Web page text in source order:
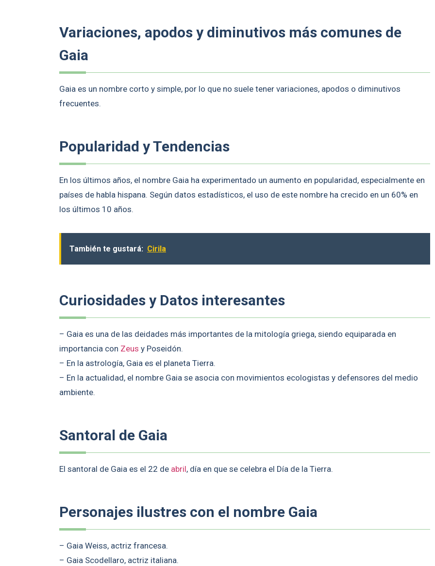
Variaciones, apodos y diminutivos más comunes de
Gaia
Gaia es un nombre corto y simple, por lo que no suele tener variaciones, apodos o diminutivos
frecuentes.
Popularidad y Tendencias
En los últimos años, el nombre Gaia ha experimentado un aumento en popularidad, especialmente en
países de habla hispana. Según datos estadísticos, el uso de este nombre ha crecido en un 60% en
los últimos 10 años.
También te gustará: Cirila
Curiosidades y Datos interesantes
– Gaia es una de las deidades más importantes de la mitología griega, siendo equiparada en
importancia con Zeus y Poseidón.
– En la astrología, Gaia es el planeta Tierra.
– En la actualidad, el nombre Gaia se asocia con movimientos ecologistas y defensores del medio
ambiente.
Santoral de Gaia
El santoral de Gaia es el 22 de abril, día en que se celebra el Día de la Tierra.
Personajes ilustres con el nombre Gaia
– Gaia Weiss, actriz francesa.
– Gaia Scodellaro, actriz italiana.